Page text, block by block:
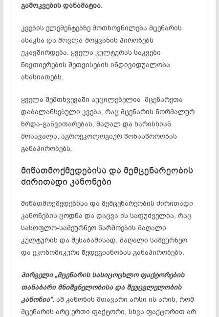
გამოკვების დანამატია.
კვების ელემენტებზემოთხოვნილება მცენარის
ასაკსა და მოვლა-მოყვანისპირობებს
უკავშირდება. ყველა კულტურას საკვები
ნივთიერების შეთვისების ინდივიდუალობა
ახასიათებს.
ყველა შემთხვევაში აუცილებელია მცენარეთა
დაბალანსებული კვება, რაც მცენარის ნორმალურ
ზრდა-განვითარებას, მაღალ და ხარისხიან
მოსავალს, აგროეკოლოგიურწონასწორობას
განაპირობებს.
მიწათმოქმედებისა და მემცენარეობის
ძირითადი კანონები
მიწათმოქმედებისა და მემცენარეობის ძირითადი
კანონების ცოდნა და დაცვა ის საფუძველია, რაც
სასოფლო-სამეურნეო წარმოების მაღალი
კულტურის და შესაბამისად, მაღალი სამეურნეო
და ეკონომიკური შედეგიანობას განაპირობებს.
პირველი „მცენარის სასიცოცხლო ფაქტორების
თანაბარი მნიშვნელობისა და შეუცვლელობის
კანონია“.ამ კანონის მთავარი არსი ის არის, რომ
მცენარის არც ერთი ფაქტორი, სხვა ფაქტორით არ